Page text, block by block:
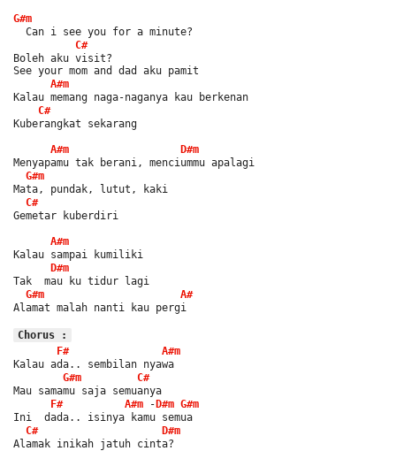
G#m
  Can i see you for a minute?
C#
Boleh aku visit?
See your mom and dad aku pamit
A#m
Kalau memang naga-naganya kau berkenan
C#
Kuberangkat sekarang
A#m
D#m
Menyapamu tak berani, menciummu apalagi
G#m
Mata, pundak, lutut, kaki
C#
Gemetar kuberdiri
A#m
Kalau sampai kumiliki
D#m
Tak  mau ku tidur lagi
G#m
A#
Alamat malah nanti kau pergi
Chorus :
F#
A#m
Kalau ada.. sembilan nyawa
G#m
C#
Mau samamu saja semuanya
F#
A#m -D#m G#m
Ini  dada.. isinya kamu semua
C#
D#m
Alamak inikah jatuh cinta?